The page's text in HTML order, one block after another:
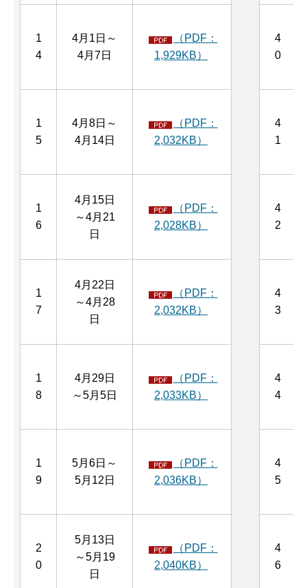
1
4
4月1日～
4月7日
（PDF：
1,929KB）
4
0
1
5
4月8日～
4月14日
（PDF：
2,032KB）
4
1
1
6
4月15日
～4月21
日
（PDF：
2,028KB）
4
2
1
7
4月22日
～4月28
日
（PDF：
2,032KB）
4
3
1
8
4月29日
～5月5日
（PDF：
2,033KB）
4
4
1
9
5月6日～
5月12日
（PDF：
2,036KB）
4
5
2
0
5月13日
～5月19
日
（PDF：
2,040KB）
4
6